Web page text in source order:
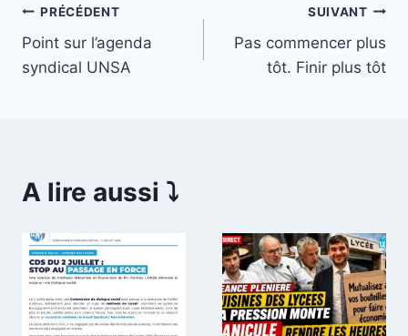
Navigation
de
PRÉCÉDENT
Point sur l’agenda
syndical UNSA
SUIVANT
Pas commencer plus
tôt. Finir plus tôt
A lire aussi ⤵️